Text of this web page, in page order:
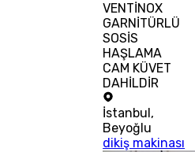
VENTİNOX
GARNİTÜRLÜ
SOSİS
HAŞLAMA
CAM KÜVET
DAHİLDİR
İstanbul ,
Beyoğlu
dikiş makinası